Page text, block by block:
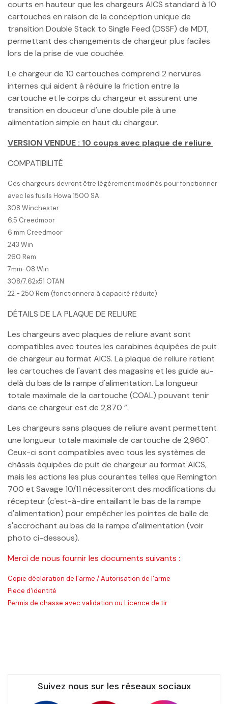
courts en hauteur que les chargeurs AICS standard à 10
cartouches en raison de la conception unique de
transition Double Stack to Single Feed (DSSF) de MDT,
permettant des changements de chargeur plus faciles
lors de la prise de vue couchée.
Le chargeur de 10 cartouches comprend 2 nervures
internes qui aident à réduire la friction entre la
cartouche et le corps du chargeur et assurent une
transition en douceur d'une double pile à une
alimentation simple en haut du chargeur.
VERSION VENDUE : 10 coups avec plaque de reliure
COMPATIBILITÉ
Ces chargeurs devront être légèrement modifiés pour fonctionner
avec les fusils Howa 1500 SA.
308 Winchester
6.5 Creedmoor
6 mm Creedmoor
243 Win
260 Rem
7mm-08 Win
308/7.62x51 OTAN
22 - 250 Rem (fonctionnera à capacité réduite)
DÉTAILS DE LA PLAQUE DE RELIURE
Les chargeurs avec plaques de reliure avant sont
compatibles avec toutes les carabines équipées de puit
de chargeur au format AICS. La plaque de reliure retient
les cartouches de l'avant des magasins et les guide au-
delà du bas de la rampe d'alimentation. La longueur
totale maximale de la cartouche (COAL) pouvant tenir
dans ce chargeur est de 2,870 ”.
Les chargeurs sans plaques de reliure avant permettent
une longueur totale maximale de cartouche de 2,960".
Ceux-ci sont compatibles avec tous les systèmes de
châssis équipées de puit de chargeur au format AICS,
mais les actions les plus courantes telles que Remington
700 et Savage 10/11 nécessiteront des modifications du
récepteur (c'est-à-dire entaillant le bas de la rampe
d'alimentation) pour empêcher les pointes de balle de
s'accrochant au bas de la rampe d'alimentation (voir
photo ci-dessous).
Merci de nous fournir les documents suivants :
Copie déclaration de l'arme / Autorisation de l'arme
Piece d'identité
Permis de chasse avec validation ou Licence de tir
Suivez nous sur les réseaux sociaux